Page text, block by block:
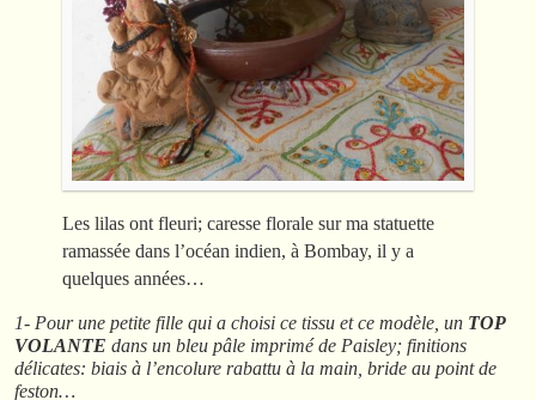
Les lilas ont fleuri; caresse florale sur ma statuette
ramassée dans l’océan indien, à Bombay, il y a
quelques années…
1- Pour une petite fille qui a choisi ce tissu et ce modèle, un TOP
VOLANTE dans un bleu pâle imprimé de Paisley; finitions
délicates: biais à l’encolure rabattu à la main, bride au point de
feston…